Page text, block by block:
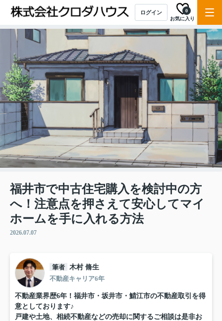
ログイン
お気に入り
0
福井市で中古住宅購入を検討中の方
へ！注意点を押さえて安心してマイ
ホームを手に入れる方法
2026.07.07
筆者 木村 脩生
不動産キャリア6年
不動産業界歴6年！福井市・坂井市・鯖江市の不動産取引を得
意としております♪
戸建や土地、相続不動産などの売却に関するご相談は是非お